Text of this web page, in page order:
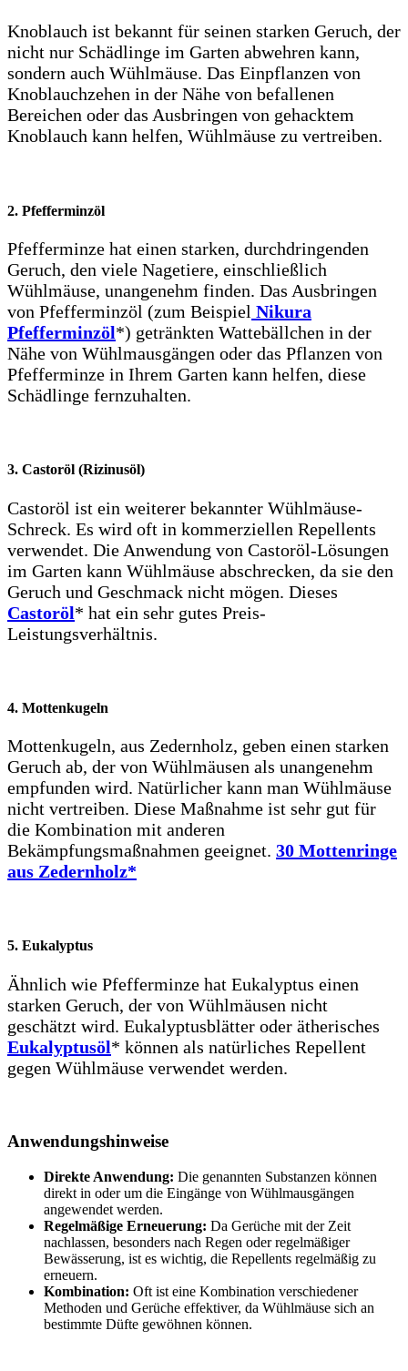
Knoblauch ist bekannt für seinen starken Geruch, der
nicht nur Schädlinge im Garten abwehren kann,
sondern auch Wühlmäuse. Das Einpflanzen von
Knoblauchzehen in der Nähe von befallenen
Bereichen oder das Ausbringen von gehacktem
Knoblauch kann helfen, Wühlmäuse zu vertreiben.
2. Pfefferminzöl
Pfefferminze hat einen starken, durchdringenden
Geruch, den viele Nagetiere, einschließlich
Wühlmäuse, unangenehm finden. Das Ausbringen
von Pfefferminzöl (zum Beispiel Nikura
Pfefferminzöl*) getränkten Wattebällchen in der
Nähe von Wühlmausgängen oder das Pflanzen von
Pfefferminze in Ihrem Garten kann helfen, diese
Schädlinge fernzuhalten.
3. Castoröl (Rizinusöl)
Castoröl ist ein weiterer bekannter Wühlmäuse-
Schreck. Es wird oft in kommerziellen Repellents
verwendet. Die Anwendung von Castoröl-Lösungen
im Garten kann Wühlmäuse abschrecken, da sie den
Geruch und Geschmack nicht mögen. Dieses
Castoröl* hat ein sehr gutes Preis-
Leistungsverhältnis.
4. Mottenkugeln
Mottenkugeln, aus Zedernholz, geben einen starken
Geruch ab, der von Wühlmäusen als unangenehm
empfunden wird. Natürlicher kann man Wühlmäuse
nicht vertreiben. Diese Maßnahme ist sehr gut für
die Kombination mit anderen
Bekämpfungsmaßnahmen geeignet. 30 Mottenringe
aus Zedernholz*
5. Eukalyptus
Ähnlich wie Pfefferminze hat Eukalyptus einen
starken Geruch, der von Wühlmäusen nicht
geschätzt wird. Eukalyptusblätter oder ätherisches
Eukalyptusöl* können als natürliches Repellent
gegen Wühlmäuse verwendet werden.
Anwendungshinweise
Direkte Anwendung: Die genannten Substanzen können
direkt in oder um die Eingänge von Wühlmausgängen
angewendet werden.
Regelmäßige Erneuerung: Da Gerüche mit der Zeit
nachlassen, besonders nach Regen oder regelmäßiger
Bewässerung, ist es wichtig, die Repellents regelmäßig zu
erneuern.
Kombination: Oft ist eine Kombination verschiedener
Methoden und Gerüche effektiver, da Wühlmäuse sich an
bestimmte Düfte gewöhnen können.